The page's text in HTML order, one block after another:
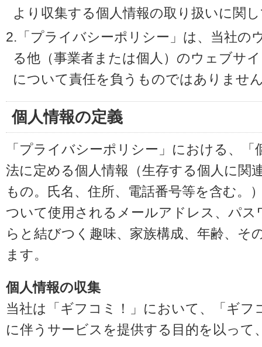
より収集する個人情報の取り扱いに関
2.「プライバシーポリシー」は、当社の
る他（事業者または個人）のウェブサ
について責任を負うものではありませ
個人情報の定義
「プライバシーポリシー」における、
法に定める個人情報（生存する個人に関
もの。氏名、住所、電話番号等を含む。
ついて使用されるメールアドレス、パ
らと結びつく趣味、家族構成、年齢、そ
ます。
個人情報の収集
当社は「ギフコミ！」において、「ギ
に伴うサービスを提供する目的を以って